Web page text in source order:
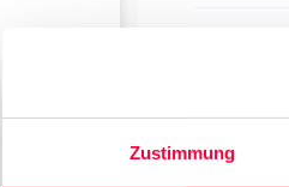
Zustimmung